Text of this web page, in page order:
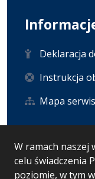
W ramach naszej
celu świadczenia
poziomie, w tym
Deklaracja
Instrukcja
Mapa
Statystyki